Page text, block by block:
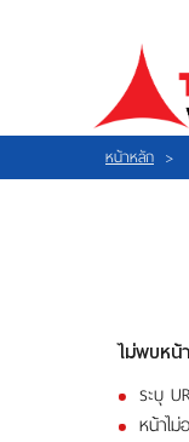
My
หน้าหลัก >
ไม่พบหน้
ระบุ
หน้าไม่